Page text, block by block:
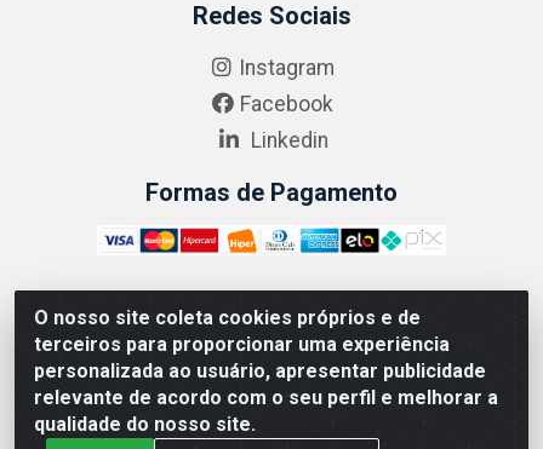
O nosso site coleta cookies próprios e de
terceiros para proporcionar uma experiência
personalizada ao usuário, apresentar publicidade
relevante de acordo com o seu perfil e melhorar a
qualidade do nosso site.
Redes Sociais
Instagram
Facebook
Linkedin
Formas de Pagamento
ABRASEG COMÉRCIO ATACADISTA LTDA - CNPJ:
10.894.768/0001-00 - Avenida Lobo Júnior, 1045 -
Penha Circular - Rio de Janeiro - RJ - CEP 21020-124